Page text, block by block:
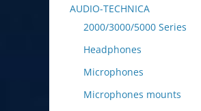
AUDIO-TECHNICA
2000/3000/5000 Series
Headphones
Microphones
Microphones mounts